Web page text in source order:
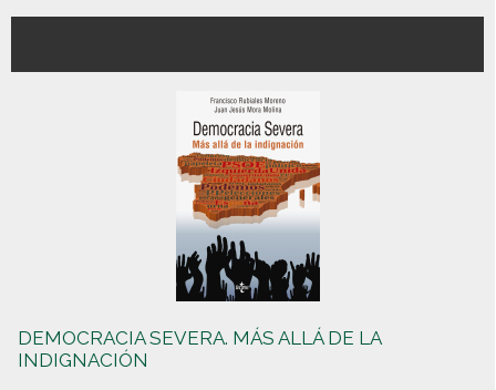
DEMOCRACIA SEVERA. MÁS ALLÁ DE LA
INDIGNACIÓN